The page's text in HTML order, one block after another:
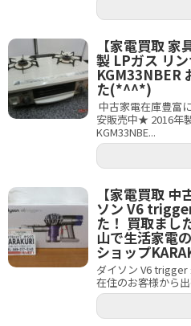
【家電買取
製 LPガス リ
KGM33NBER
た(*^^*)
中古家電在庫豊富
安販売中★ 2016年
KGM33NBE...
【家電買取
ソン V6
た！ 買取まし
山で生活家電
ショップ
ダイソン V6
在住のお客様から